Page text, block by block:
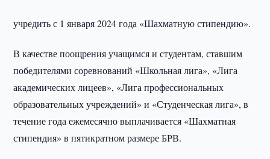
учредить с 1 января 2024 года «Шахматную стипендию».
В качестве поощрения учащимся и студентам, ставшим
победителями соревнований «Школьная лига», «Лига
академических лицеев», «Лига профессиональных
образовательных учреждений» и «Студенческая лига», в
течение года ежемесячно выплачивается «Шахматная
стипендия» в пятикратном размере БРВ.